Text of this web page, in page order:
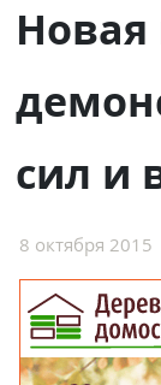
Новая
сил и
8 октября 2015